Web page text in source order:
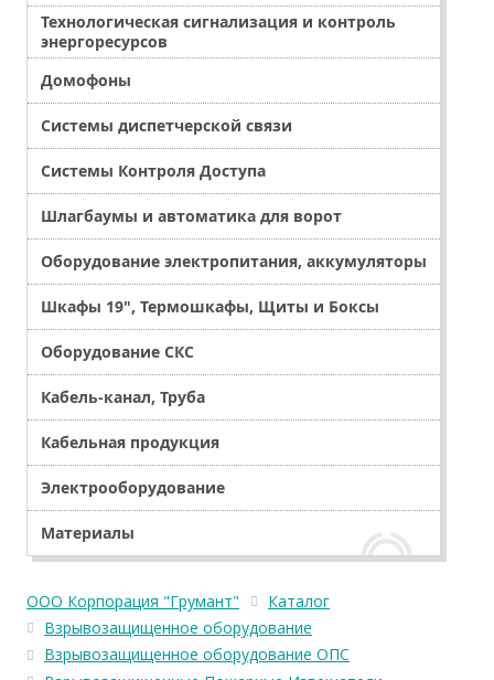
Технологическая сигнализация и контроль
энергоресурсов
Домофоны
Системы диспетчерской связи
Системы Контроля Доступа
Шлагбаумы и автоматика для ворот
Оборудование электропитания, аккумуляторы
Шкафы 19", Термошкафы, Щиты и Боксы
Оборудование СКС
Кабель-канал, Труба
Кабельная продукция
Электрооборудование
Материалы
ООО Корпорация "Грумант"
Каталог
Взрывозащищенное оборудование
Взрывозащищенное оборудование ОПС